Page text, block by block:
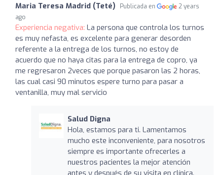
Maria Teresa Madrid (Teté) Publicada en
2 years
ago
Experiencia negativa: La persona que controla los turnos
es muy nefasta, es excelente para generar desorden
referente a la entrega de los turnos, no estoy de
acuerdo que no haya citas para la entrega de copro, ya
me regresaron 2veces que porque pasaron las 2 horas,
las cual casi 90 minutos espere turno para pasar a
ventanilla, muy mal servicio
Salud Digna
Hola, estamos para ti. Lamentamos
mucho este inconveniente, para nosotros
siempre es importante ofrecerles a
nuestros pacientes la mejor atención
antes y después de su visita en clínica.